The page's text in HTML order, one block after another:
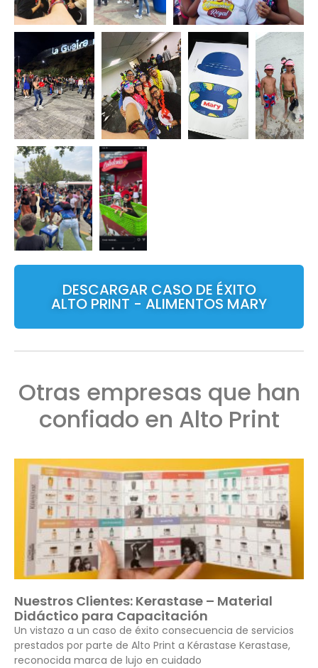
DESCARGAR CASO DE ÉXITO
ALTO PRINT - ALIMENTOS MARY
Otras empresas que han
confiado en Alto Print
Nuestros Clientes: Kerastase – Material
Didáctico para Capacitación
Un vistazo a un caso de éxito consecuencia de servicios
prestados por parte de Alto Print a Kérastase Kerastase,
reconocida marca de lujo en cuidado